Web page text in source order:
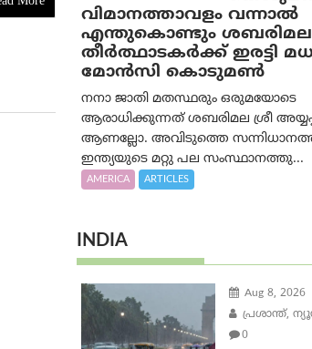
വിമാനത്താവളം വന്നാൽ
എന്തുകൊണ്ടും ശബരിമല
തീർത്ഥാടകർക്ക് ഇരട്ടി
മോൻസി കൊടുമൺ
നനാ ജാതി മതസ്ഥരും ഒരുമയോടെ
ആരാധിക്കുന്നത് ശബരിമല ശ്രീ
ആണല്ലോ. അവിടുത്തെ
ഇന്ത്യയുടെ മറ്റു പല സംസ്ഥാനത്തു...
AMERICA ARTICLES
INDIA
Aug 8, 2026
പ്രശാന്ത്,
0